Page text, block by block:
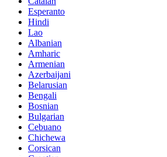
Esperanto
Hindi
Lao
Albanian
Amharic
Armenian
Azerbaijani
Belarusian
Bengali
Bosnian
Bulgarian
Cebuano
Chichewa
Corsican